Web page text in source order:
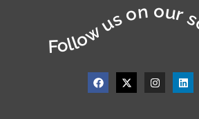
Follow us on our